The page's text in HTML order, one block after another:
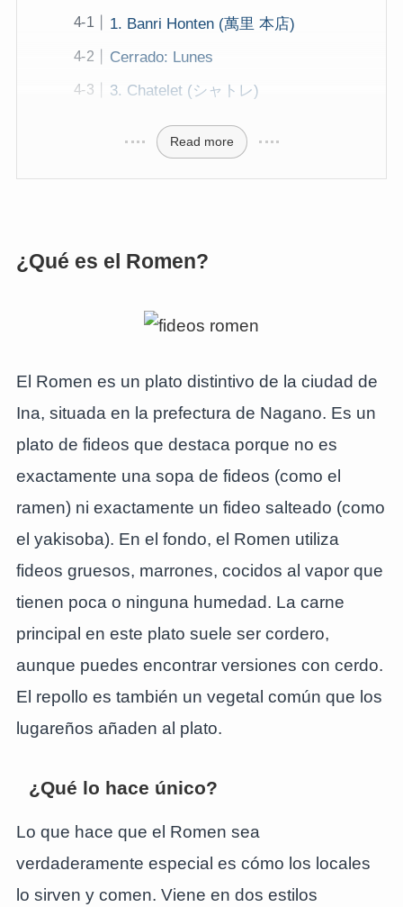
1. Banri Honten (萬里 本店)
Cerrado: Lunes
3. Chatelet (シャトレ)
Read more
¿Qué es el Romen?
El Romen es un plato distintivo de la ciudad de
Ina, situada en la prefectura de Nagano. Es un
plato de fideos que destaca porque no es
exactamente una sopa de fideos (como el
ramen) ni exactamente un fideo salteado (como
el yakisoba). En el fondo, el Romen utiliza
fideos gruesos, marrones, cocidos al vapor que
tienen poca o ninguna humedad. La carne
principal en este plato suele ser cordero,
aunque puedes encontrar versiones con cerdo.
El repollo es también un vegetal común que los
lugareños añaden al plato.
¿Qué lo hace único?
Lo que hace que el Romen sea
verdaderamente especial es cómo los locales
lo sirven y comen. Viene en dos estilos